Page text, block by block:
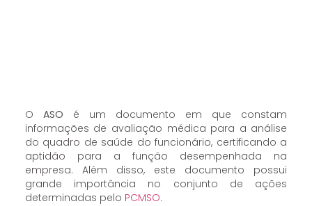
O ASO é um documento em que constam
informações de avaliação médica para a análise
do quadro de saúde do funcionário, certificando a
aptidão para a função desempenhada na
empresa. Além disso, este documento possui
grande importância no conjunto de ações
determinadas pelo PCMSO.